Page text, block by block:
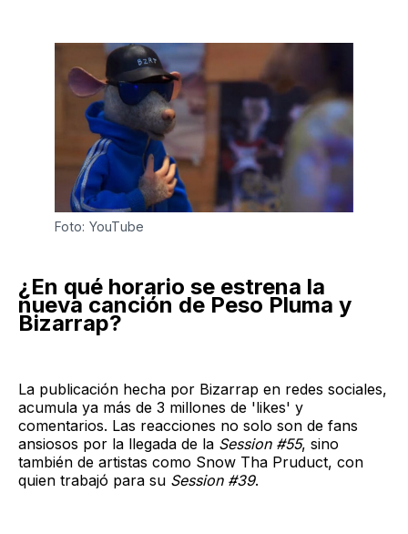
Foto: YouTube
¿En qué horario se estrena la
nueva canción de Peso Pluma y
Bizarrap?
La publicación hecha por Bizarrap en redes sociales,
acumula ya más de 3 millones de 'likes' y
comentarios. Las reacciones no solo son de fans
ansiosos por la llegada de la Session #55, sino
también de artistas como Snow Tha Pruduct, con
quien trabajó para su Session #39.